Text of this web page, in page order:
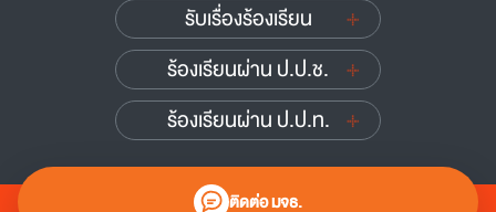
ติดต่อ มจธ.
รับเรื่องร้องเรียน
ร้องเรียนผ่าน ป.ป.ช.
ร้องเรียนผ่าน ป.ป.ท.